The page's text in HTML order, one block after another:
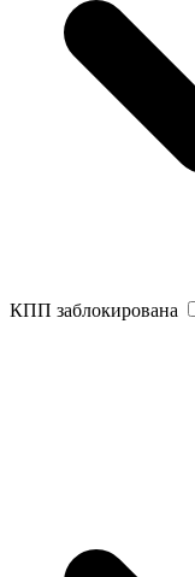
КПП заблокирована